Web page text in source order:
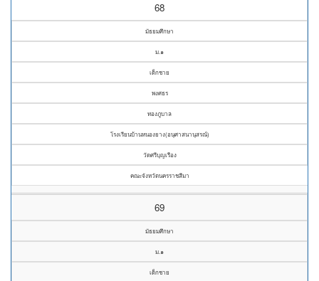
68
มัธยมศึกษา
ม.๑
เด็กชาย
พงศธร
ทองภูบาล
โรงเรียนบ้านหนองยาง(อนุศาสนานุสรณ์)
วัดศรีบุญเรือง
คณะจังหวัดนครราชสีมา
69
มัธยมศึกษา
ม.๑
เด็กชาย